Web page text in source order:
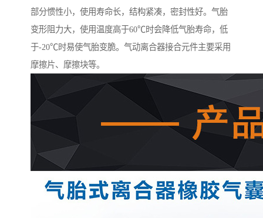
部分惯性小，使用寿命长，结构紧凑，密封性好。气胎
变形阻力大，使用温度高于60℃时会降低气胎寿命，低
于-20℃时易使气胎变脆。气动离合器接合元件主要采用
摩擦片、摩擦块等。